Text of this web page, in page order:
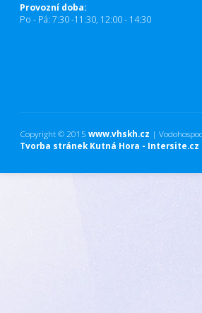
Provozní doba:
Po - Pá: 7:30 -11:30, 12:00 - 14:30
Copyright © 2015 www.vhskh.cz |
Tvorba stránek Kutná Hora - Intersite.cz